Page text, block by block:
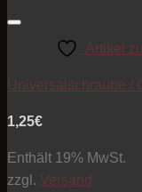
Artikel
Universalschraube /
1,25€
Enthält 19% MwSt.
zzgl. Versand